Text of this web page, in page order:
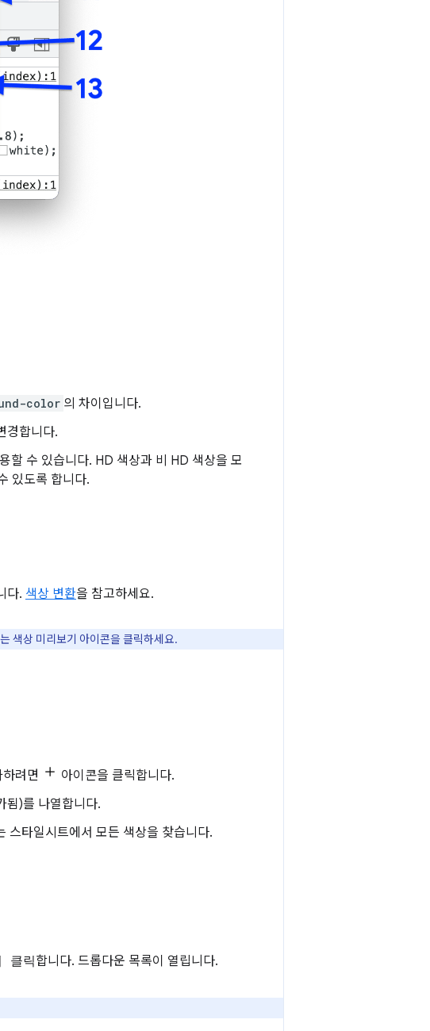
color 의 차이입니다.
경합니다.
할 수 있습니다. HD 색상과 비 HD 색상을 모
있도록 합니다.
다. 색상 변환을 참고하세요.
색상 미리보기 아이콘을 클릭하세요.
려면
아이콘을 클릭합니다.
됨)를 나열합니다.
스타일시트에서 모든 색상을 찾습니다.
클릭합니다. 드롭다운 목록이 열립니다.